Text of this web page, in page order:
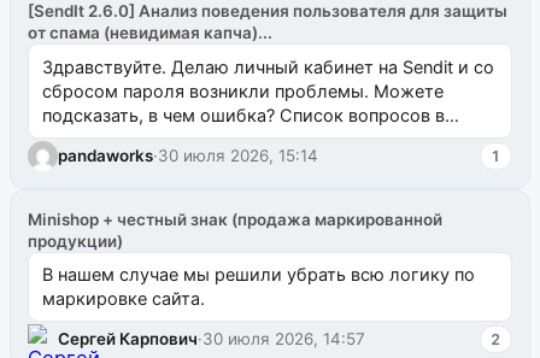
[SendIt 2.6.0] Анализ поведения пользователя для защиты
от спама (невидимая капча)...
Здравствуйте. Делаю личный кабинет на Sendit и со
сбросом пароля возникли проблемы. Можете
подсказать, в чем ошибка? Список вопросов в
одноименном разделе на modx.pro пока пуст, и,...
pandaworks·30 июля 2026, 15:14 1
Minishop + честный знак (продажа маркированной
продукции)
В нашем случае мы решили убрать всю логику по
маркировке сайта.
Сергей Карпович·30 июля 2026, 14:57 2